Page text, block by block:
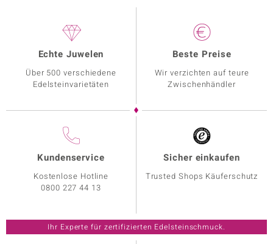
Echte Juwelen
Über 500 verschiedene
Edelsteinvarietäten
Beste Preise
Wir verzichten auf teure
Zwischenhändler
Kundenservice
Kostenlose Hotline
0800 227 44 13
Sicher einkaufen
Trusted Shops Käuferschutz
Ihr Experte für zertifizierten Edelsteinschmuck.